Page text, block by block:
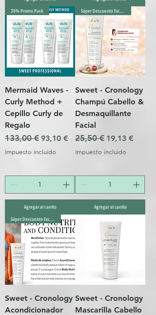
30% Promo Pack
Mermaid Waves -
Curly Method +
Cepillo Curly de
Regalo
Precio
133,00 € Precio de oferta
93,10 €
Impuesto incluido
Agregar al carrito
Súper Descuento Excepcional
Sweet - Cronology
Champú Cabello &
Desmaquillante
Facial
Precio
25,50 € Precio de
19,13 €
Impuesto incluido
Agregar al carrito
Súper Descuento Excepcional
Sweet - Cronology
Acondicionador
Sweet - Cronology
Mascarilla Cabello